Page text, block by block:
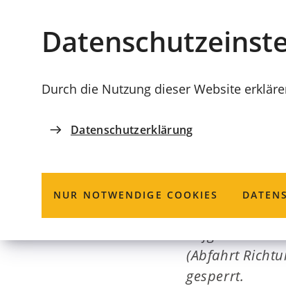
Durch die Nutzung dieser Website
Datenschutzerklärung
NUR NOTWENDIGE COOKIES
Coburg
BAUSTELLEN
(Abfahrt
gesperrt.